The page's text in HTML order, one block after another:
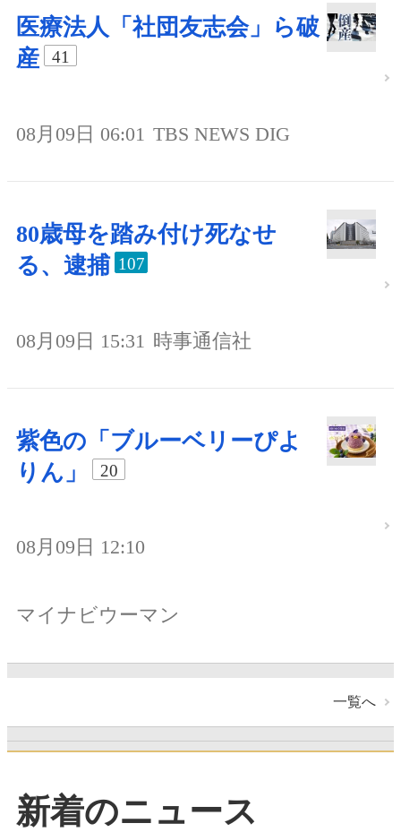
医療法人「社団友志会」ら破
産
41
08月09日 06:01 TBS NEWS DIG
80歳母を踏み付け死なせ
る、逮捕 107
08月09日 15:31 時事通信社
紫色の「ブルーベリーぴよ
りん」
20
08月09日 12:10
マイナビウーマン
一覧へ
新着のニュース